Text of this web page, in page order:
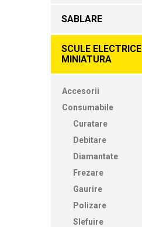
SABLARE
SCULE ELECTRICE
MINIATURA
Accesorii
Consumabile
Curatare
Debitare
Diamantate
Frezare
Gaurire
Polizare
Slefuire